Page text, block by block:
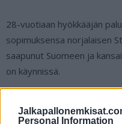
Personal Information
28-vuotiaan hyökkääjän
sopimuksensa norjalaisen
saapunut Suomeen ja
on käynnissä.
Manchester
Donny van den Beek tarttui